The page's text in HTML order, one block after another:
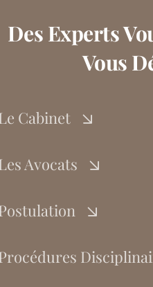
Des Experts
Vous
Cabinet
Avocats